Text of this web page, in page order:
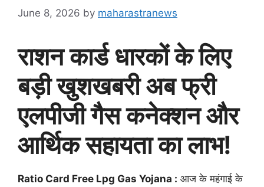
June 8, 2026 by maharastranews
राशन कार्ड धारकों के लिए
बड़ी खुशखबरी अब फ्री
एलपीजी गैस कनेक्शन और
आर्थिक सहायता का लाभ!
Ratio Card Free Lpg Gas Yojana : आज के महंगाई के